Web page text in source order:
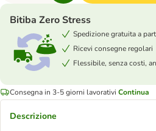
Bitiba Zero Stress
Spedizione gratuita a
Ricevi consegne regolari
Flessibile, senza costi,
Consegna in 3-5 giorni lavorativi Continua
Descrizione